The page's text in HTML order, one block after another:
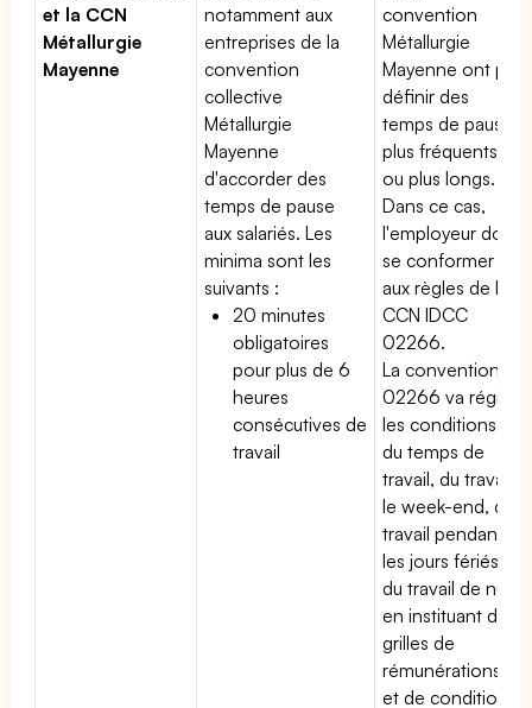
et la CCN
Métallurgie
Mayenne
notamment aux
entreprises de la
convention
collective
Métallurgie
Mayenne
d'accorder des
temps de pause
aux salariés. Les
minima sont les
suivants :
20 minutes
obligatoires
pour plus de 6
heures
consécutives de
travail
convention
Métallurgie
Mayenne ont pu
définir des
temps de pause
plus fréquents
ou plus longs.
Dans ce cas,
l'employeur doit
se conformer
aux règles de la
CCN IDCC
02266.
La convention
02266 va régir
les conditions
du temps de
travail, du travail
le week-end, du
travail pendant
les jours fériés,
du travail de nuit
en instituant des
grilles de
rémunérations
et de conditions